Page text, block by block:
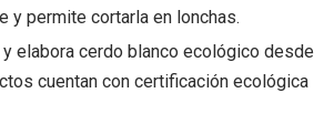
y permite cortarla en lonchas.
y elabora cerdo blanco ecológico desde
cuentan con certificación ecológica